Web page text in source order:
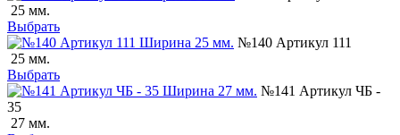
25 мм.
Выбрать
№140 Артикул 111
25 мм.
Выбрать
№141 Артикул ЧБ -
35
27 мм.